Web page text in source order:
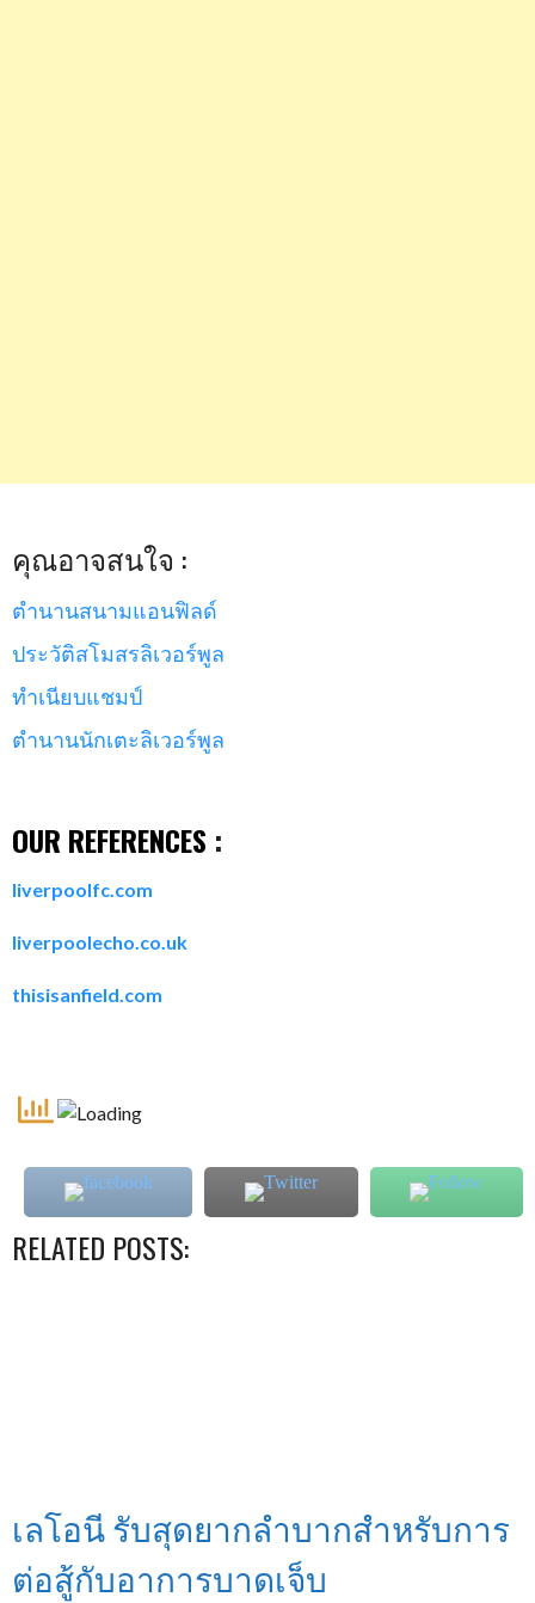
คุณอาจสนใจ :
ตำนานสนามแอนฟิลด์
ประวัติสโมสรลิเวอร์พูล
ทำเนียบแชมป์
ตำนานนักเตะลิเวอร์พูล
OUR REFERENCES :
liverpoolfc.com
liverpoolecho.co.uk
thisisanfield.com
RELATED POSTS:
เลโอนี รับสุดยากลำบากสำหรับการ
ต่อสู้กับอาการบาดเจ็บ